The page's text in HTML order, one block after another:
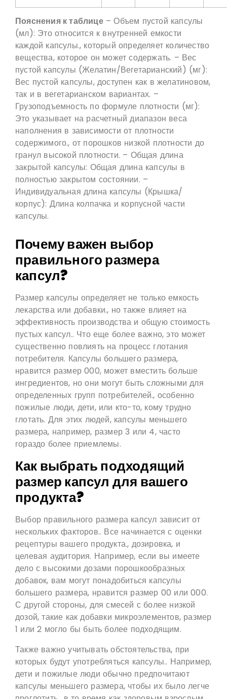
Пояснения к таблице– Объем пустой капсулы
(мл): Это относится к внутренней емкости
каждой капсулы., который определяет количество
вещества, которое он может содержать. – Вес
пустой капсулы (Желатин/Вегетарианский) (мг):
Вес пустой капсулы, доступен как в желатиновом,
так и в вегетарианском вариантах. –
Грузоподъемность по формуле плотности (мг):
Это указывает на расчетный диапазон веса
наполнения в зависимости от плотности
содержимого., от порошков низкой плотности до
гранул высокой плотности. – Общая длина
закрытой капсулы: Общая длина капсулы в
полностью закрытом состоянии. –
Индивидуальная длина капсулы (Крышка/
корпус): Длина колпачка и корпусной части
капсулы.
Почему важен выбор
правильного размера
капсул?
Размер капсулы определяет не только емкость
лекарства или добавки., но также влияет на
эффективность производства и общую стоимость
пустых капсул.. Что еще более важно, это может
существенно повлиять на процесс глотания
потребителя. Капсулы большего размера,
нравится размер 000, может вместить больше
ингредиентов, но они могут быть сложными для
определенных групп потребителей., особенно
пожилые люди, дети, или кто-то, кому трудно
глотать. Для этих людей, капсулы меньшего
размера, например, размер 3 или 4, часто
гораздо более приемлемы.
Как выбрать подходящий
размер капсул для вашего
продукта?
Выбор правильного размера капсул зависит от
нескольких факторов.. Все начинается с оценки
рецептуры вашего продукта., дозировка, и
целевая аудитория. Например, если вы имеете
дело с высокими дозами порошкообразных
добавок, вам могут понадобиться капсулы
большего размера, нравится размер 00 или 000.
С другой стороны, для смесей с более низкой
дозой, такие как добавки микроэлементов, размер
1 или 2 могло бы быть более подходящим.
Также важно учитывать обстоятельства, при
которых будут употребляться капсулы.. Например,
дети и пожилые люди обычно предпочитают
капсулы меньшего размера, чтобы их было легче